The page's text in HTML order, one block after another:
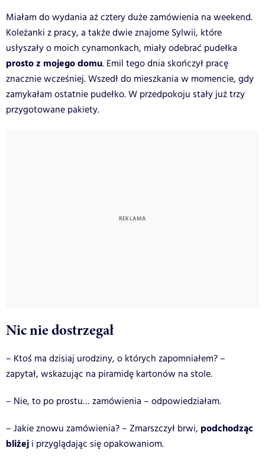
Miałam do wydania aż cztery duże zamówienia na weekend.
Koleżanki z pracy, a także dwie znajome Sylwii, które
usłyszały o moich cynamonkach, miały odebrać pudełka
prosto z mojego domu. Emil tego dnia skończył pracę
znacznie wcześniej. Wszedł do mieszkania w momencie, gdy
zamykałam ostatnie pudełko. W przedpokoju stały już trzy
przygotowane pakiety.
Nic nie dostrzegał
– Ktoś ma dzisiaj urodziny, o których zapomniałem? –
zapytał, wskazując na piramidę kartonów na stole.
– Nie, to po prostu… zamówienia – odpowiedziałam.
– Jakie znowu zamówienia? – Zmarszczył brwi, podchodząc
bliżej i przyglądając się opakowaniom.